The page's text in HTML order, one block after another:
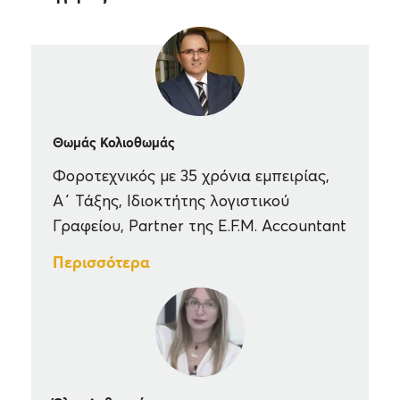
με την πολυβραβευμένη πλατφόρμα MELO
Σε Αίθουσα ζωντανά με καθηγητή.
Aπο το Γραφείο σας ή την Άνεση του σπιτιού
σας LiveWebinar
πο το Γραφείο σας ή την Άνεση του σπιτιού
σας VideoE -learning,
Συνδυαστικά με τους παραπάνω τρόπους.
Θωμάς Κολιοθωμάς
Φοροτεχνικός με 35 χρόνια εμπειρίας,
Α΄ Τάξης, Ιδιοκτήτης λογιστικού
Γραφείου, Partner της E.F.M. Accountant
Περισσότερα